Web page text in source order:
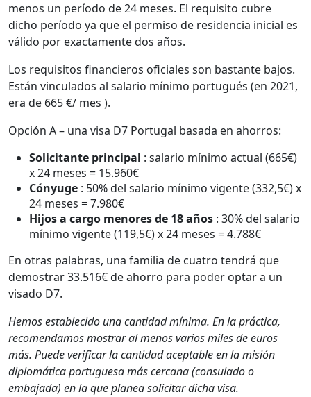
menos un período de 24 meses. El requisito cubre
dicho período ya que el permiso de residencia inicial es
válido por exactamente dos años.
Los requisitos financieros oficiales son bastante bajos.
Están vinculados al salario mínimo portugués (en 2021,
era de 665 €/ mes ).
Opción A – una visa D7 Portugal basada en ahorros:
Solicitante principal : salario mínimo actual (665€)
x 24 meses = 15.960€
Cónyuge : 50% del salario mínimo vigente (332,5€) x
24 meses = 7.980€
Hijos a cargo menores de 18 años : 30% del salario
mínimo vigente (119,5€) x 24 meses = 4.788€
En otras palabras, una familia de cuatro tendrá que
demostrar 33.516€ de ahorro para poder optar a un
visado D7.
Hemos establecido una cantidad mínima. En la práctica,
recomendamos mostrar al menos varios miles de euros
más. Puede verificar la cantidad aceptable en la misión
diplomática portuguesa más cercana (consulado o
embajada) en la que planea solicitar dicha visa.